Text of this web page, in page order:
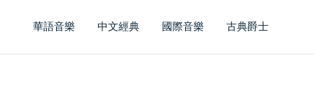
華語音樂 中文經典 國際音樂 古典爵士